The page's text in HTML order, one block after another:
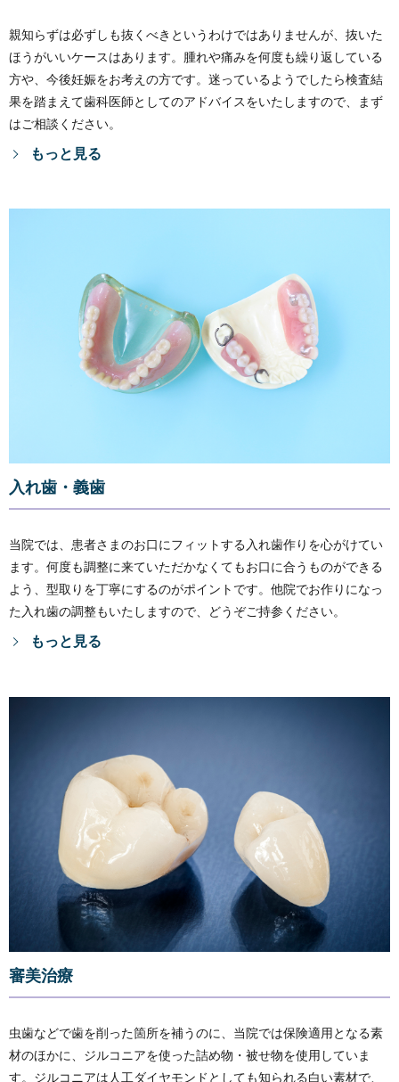
親知らずは必ずしも抜くべきというわけではありませんが、抜いた
ほうがいいケースはあります。腫れや痛みを何度も繰り返している
方や、今後妊娠をお考えの方です。迷っているようでしたら検査結
果を踏まえて歯科医師としてのアドバイスをいたしますので、まず
はご相談ください。
もっと見る
入れ歯・義歯
当院では、患者さまのお口にフィットする入れ歯作りを心がけてい
ます。何度も調整に来ていただかなくてもお口に合うものができる
よう、型取りを丁寧にするのがポイントです。他院でお作りになっ
た入れ歯の調整もいたしますので、どうぞご持参ください。
もっと見る
審美治療
虫歯などで歯を削った箇所を補うのに、当院では保険適用となる素
材のほかに、ジルコニアを使った詰め物・被せ物を使用していま
す。ジルコニアは人工ダイヤモンドとしても知られる白い素材で、